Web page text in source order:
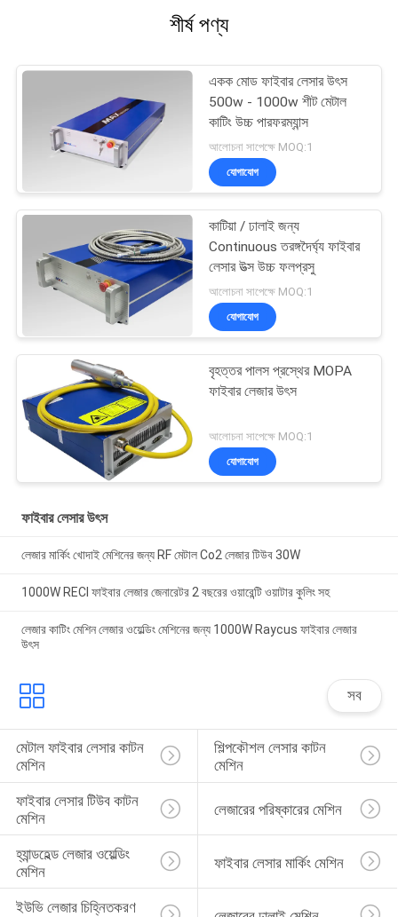
শীর্ষ পণ্য
একক মোড ফাইবার লেসার উৎস
500w - 1000w শীট মেটাল
কাটিং উচ্চ পারফরম্যান্স
আলোচনা সাপেক্ষে MOQ:1
যোগাযোগ
কাটিয়া / ঢালাই জন্য
Continuous তরঙ্গদৈর্ঘ্য ফাইবার
লেসার উত্স উচ্চ ফলপ্রসু
আলোচনা সাপেক্ষে MOQ:1
যোগাযোগ
বৃহত্তর পালস প্রস্থের MOPA
ফাইবার লেজার উৎস
আলোচনা সাপেক্ষে MOQ:1
যোগাযোগ
ফাইবার লেসার উৎস
লেজার মার্কিং খোদাই মেশিনের জন্য RF মেটাল Co2 লেজার টিউব 30W
1000W RECI ফাইবার লেজার জেনারেটর 2 বছরের ওয়ারেন্টি ওয়াটার কুলিং সহ
লেজার কাটিং মেশিন লেজার ওয়েল্ডিং মেশিনের জন্য 1000W Raycus ফাইবার লেজার
উৎস
সব
মেটাল ফাইবার লেসার কাটন
মেশিন
শিল্পকৌশল লেসার কাটন
মেশিন
ফাইবার লেসার টিউব কাটন
মেশিন
লেজারের পরিষ্কারের মেশিন
হ্যান্ডহেল্ড লেজার ওয়েল্ডিং
মেশিন
ফাইবার লেসার মার্কিং মেশিন
ইউভি লেজার চিহ্নিতকরণ